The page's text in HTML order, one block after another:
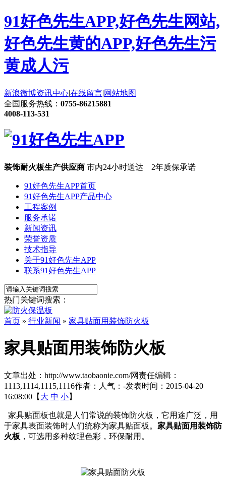
91好色先生APP,好色先生网站,
好色先生黄的APP,好色先生污
黄成人污
新浪微博资讯中心|在线留言|网站地图
全国服务热线： 0755-86215881
4008-113-531
装饰耐火板生产供应商 市内24小时送达 2年质保承诺
91好色先生APP首页
91好色先生APP产品中心
工程案例
服务承诺
新闻资讯
荣誉资质
技术指导
关于91好色先生APP
联系91好色先生APP
热门关键词搜索：
首页 » 行业新闻 » 家具贴面用装饰防火板
家具贴面用装饰防火板
文章出处：http://www.taobaonie.com/网责任编辑：
1113,1114,1115,1116作者： 人气： -发表时间：2015-04-20
16:08:00【 大 中 小】
家具贴面板也就是人们常说的装饰防火板，它用途广泛，用
于家具表面装饰时人们统称为家具贴面板。 家具贴面用装饰防
火板 ，可选用多种纹理色彩，环保耐用。